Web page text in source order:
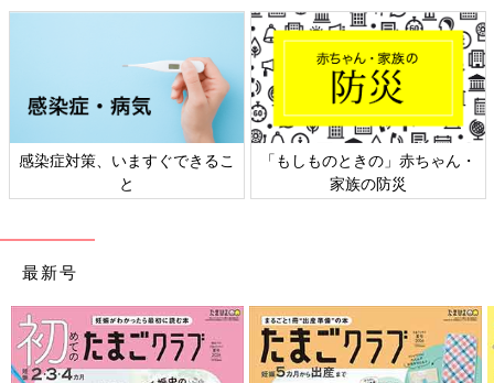
感染症対策、いますぐできるこ
と
「もしものときの」赤ちゃん・
家族の防災
最新号